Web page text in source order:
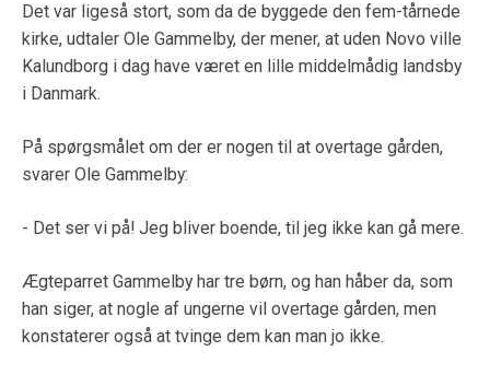
Det var ligeså stort, som da de byggede den fem-tårnede
kirke, udtaler Ole Gammelby, der mener, at uden Novo ville
Kalundborg i dag have været en lille middelmådig landsby
i Danmark.
På spørgsmålet om der er nogen til at overtage gården,
svarer Ole Gammelby:
- Det ser vi på! Jeg bliver boende, til jeg ikke kan gå mere.
Ægteparret Gammelby har tre børn, og han håber da, som
han siger, at nogle af ungerne vil overtage gården, men
konstaterer også at tvinge dem kan man jo ikke.